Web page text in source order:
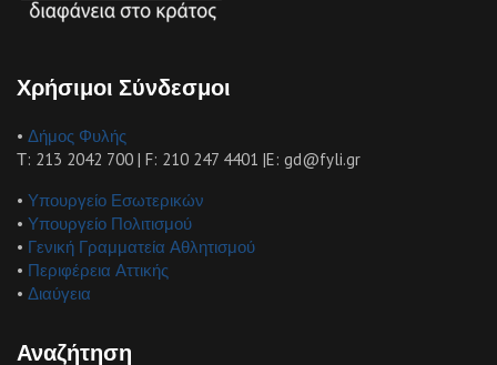
Χρήσιμοι Σύνδεσμοι
• Δήμος Φυλής
Τ: 213 2042 700 | F: 210 247 4401 |E: gd@fyli.gr
• Υπουργείο Εσωτερικών
• Υπουργείο Πολιτισμού
• Γενική Γραμματεία Αθλητισμού
• Περιφέρεια Αττικής
• Διαύγεια
Αναζήτηση